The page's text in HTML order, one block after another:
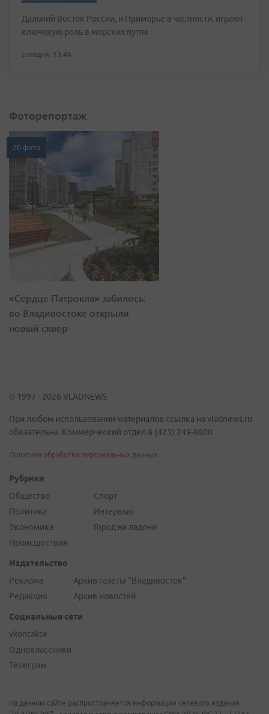
Дальний Восток России, и Приморье в частности, играют
ключевую роль в морских путях
сегодня, 13:46
Фоторепортаж
20 фото
«Сердце Патрокла» забилось:
во Владивостоке открыли
новый сквер
© 1997 - 2026 VLADNEWS
При любом использовании материалов ссылка на vladnews.ru
обязательна. Коммерческий отдел 8 (423) 249-8800
Политика обработки персональных данных
Рубрики
Общество
Политика
Экономика
Происшествия
Спорт
Интервью
Город на ладони
Издательство
Реклама
Редакция
Архив газеты "Владивосток"
Архив новостей
Социальные сети
vkontakte
Одноклассники
Телеграм
На данном сайте распространяется информация сетевого издания